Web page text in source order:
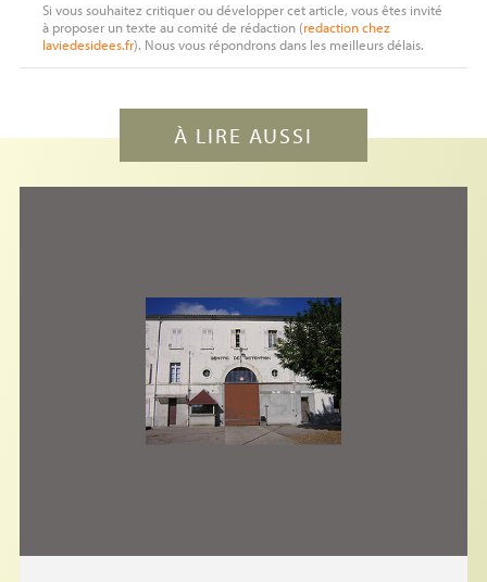
Si vous souhaitez critiquer ou développer cet article, vous êtes invité
à proposer un texte au comité de rédaction (redactionchez
laviedesidees.fr). Nous vous répondrons dans les meilleurs délais.
À LIRE AUSSI